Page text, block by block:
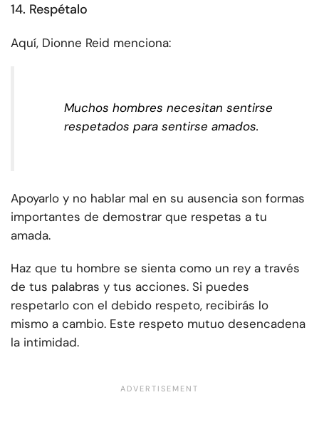
14. Respétalo
Aquí, Dionne Reid menciona:
Muchos hombres necesitan sentirse
respetados para sentirse amados.
Apoyarlo y no hablar mal en su ausencia son formas
importantes de demostrar que respetas a tu
amada.
Haz que tu hombre se sienta como un rey a través
de tus palabras y tus acciones. Si puedes
respetarlo con el debido respeto, recibirás lo
mismo a cambio. Este respeto mutuo desencadena
la intimidad.